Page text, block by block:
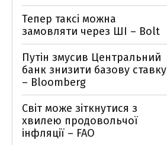
Тепер таксі можна
замовляти через ШІ – Bolt
Путін змусив Центральний
банк знизити базову ставку
– Bloomberg
Світ може зіткнутися з
хвилею продовольчої
інфляції – FAO